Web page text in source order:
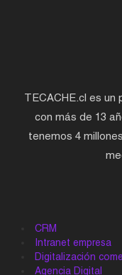
TECACHE.cl es
con más de 13
tenemos 4
CRM
Intranet empresa
Digitalización
Agencia Digital